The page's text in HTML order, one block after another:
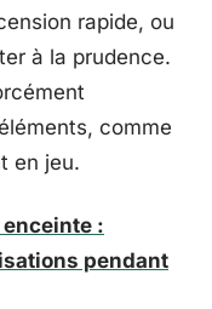
rapide, ou
à la prudence.
comme
en jeu.
enceinte :
pendant